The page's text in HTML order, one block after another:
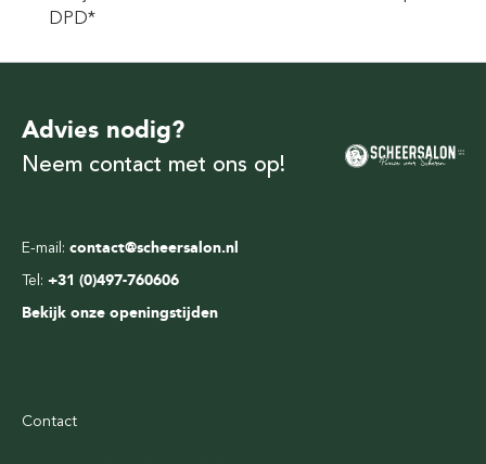
DPD*
E-mail: contact@scheersalon.nl
Tel: +31 (0)497-760606
Bekijk onze openingstijden
Advies nodig?
Neem contact met ons op!
Contact